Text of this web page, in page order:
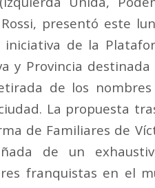
presentó este
de la
y Provincia
de los
La propuesta
de Familiares de
de un
franquistas en el